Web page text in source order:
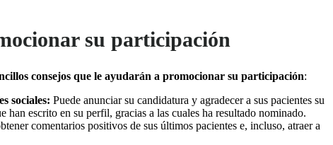
su participación
consejos que le ayudarán a promocionar su participación:
sociales: Puede anunciar su candidatura y agradecer a sus pacientes su
han escrito en su perfil, gracias a las cuales ha resultado nominado.
comentarios positivos de sus últimos pacientes e, incluso, atraer a